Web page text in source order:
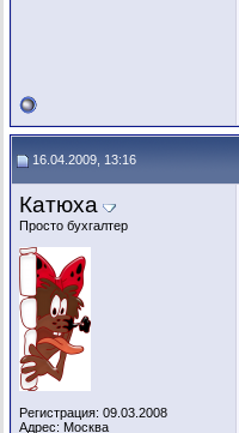
16.04.2009, 13:16
Катюха
Просто бухгалтер
Регистрация: 09.03.2008
Адрес: Москва